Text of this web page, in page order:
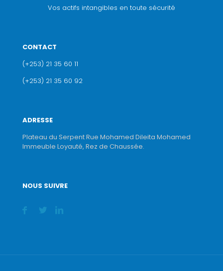
Vos actifs intangibles en toute sécurité
CONTACT
(+253) 21 35 60 11
(+253) 21 35 60 92
ADRESSE
Plateau du Serpent Rue Mohamed Dileita Mohamed
Immeuble Loyauté, Rez de Chaussée.
NOUS SUIVRE